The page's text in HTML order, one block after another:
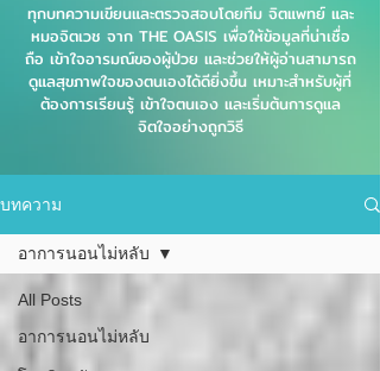
ทุกบทความเขียนและตรวจสอบโดยทีม จิตแพทย์ และ
หมอจิตเวช จาก THE OASIS เพื่อให้ข้อมูลที่น่าเชื่อ
ถือ เข้าใจอารมณ์ของผู้ป่วย และช่วยให้ผู้อ่านสามารถ
ดูแลสุขภาพใจของตนเองได้ดียิ่งขึ้น เหมาะสำหรับผู้ที่
ต้องการเรียนรู้ เข้าใจตนเอง และเริ่มต้นการดูแล
จิตใจอย่างถูกวิธี
บทความ
All Posts
อาการนอนไม่หลับ
อาการนอนไม่หลับ